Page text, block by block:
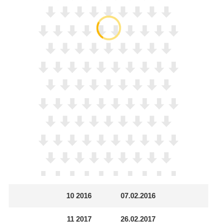
10 2016 07.02.2016
11 2017 26.02.2017